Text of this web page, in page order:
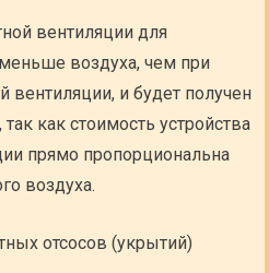
вентиляции для
воздуха, чем при
и будет получен
как стоимость устройства
прямо пропорциональна
воздуха.
отсосов (укрытий)